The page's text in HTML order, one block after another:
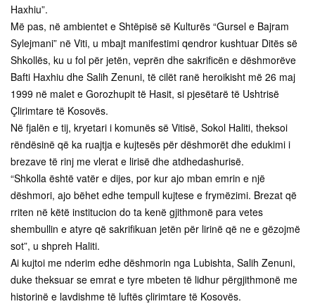
Haxhiu”.
Më pas, në ambientet e Shtëpisë së Kulturës “Gursel e Bajram
Sylejmani” në Viti, u mbajt manifestimi qendror kushtuar Ditës së
Shkollës, ku u fol për jetën, veprën dhe sakrificën e dëshmorëve
Bafti Haxhiu dhe Salih Zenuni, të cilët ranë heroikisht më 26 maj
1999 në malet e Gorozhupit të Hasit, si pjesëtarë të Ushtrisë
Çlirimtare të Kosovës.
Në fjalën e tij, kryetari i komunës së Vitisë, Sokol Haliti, theksoi
rëndësinë që ka ruajtja e kujtesës për dëshmorët dhe edukimi i
brezave të rinj me vlerat e lirisë dhe atdhedashurisë.
“Shkolla është vatër e dijes, por kur ajo mban emrin e një
dëshmori, ajo bëhet edhe tempull kujtese e frymëzimi. Brezat që
rriten në këtë institucion do ta kenë gjithmonë para vetes
shembullin e atyre që sakrifikuan jetën për lirinë që ne e gëzojmë
sot”, u shpreh Haliti.
Ai kujtoi me nderim edhe dëshmorin nga Lubishta, Salih Zenuni,
duke theksuar se emrat e tyre mbeten të lidhur përgjithmonë me
historinë e lavdishme të luftës çlirimtare të Kosovës.